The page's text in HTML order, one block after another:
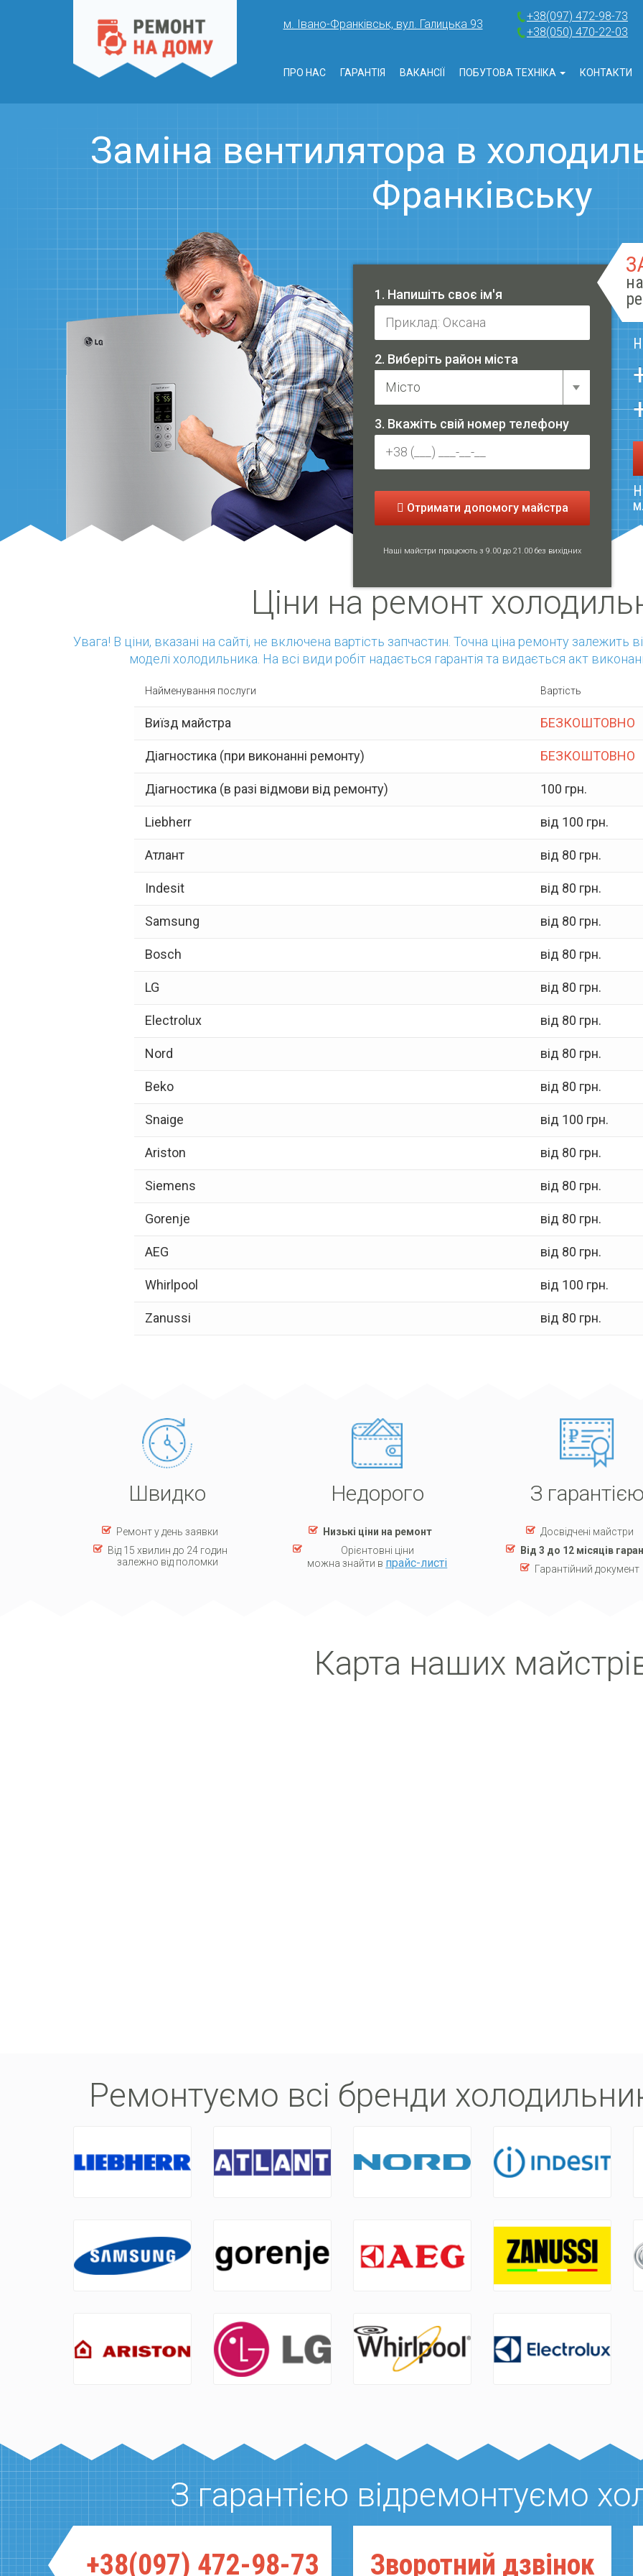
м. Івано-Франківськ, вул. Галицька 93
+38(097) 472-98-73
+38(050) 470-22-03
ПРО НАС ГАРАНТІЯ ВАКАНСІЇ ПОБУТОВА ТЕХНІКА КОНТАКТИ
Заміна вентилятора в
Франківську
1. Напишіть своє ім'я
2. Виберіть район міста
3. Вкажіть свій номер телефону
Отримати допомогу майстра
Наші майстри працюють з 9.00 до 21.00 без вихідних
Ціни на ремонт
Увага! В ціни, вказані на сайті, не включена вартість запчастин. Точна ціна ремонту залежить
моделі холодильника. На всі види робіт надається гарантія та видається акт
Найменування послуги Вартість
Виїзд майстра БЕЗКОШТОВНО
Діагностика (при виконанні ремонту) БЕЗКОШТОВНО
Діагностика (в разі відмови від ремонту) 100 грн.
Liebherr від 100 грн.
Атлант від 80 грн.
Indesit від 80 грн.
Samsung від 80 грн.
Bosch від 80 грн.
LG від 80 грн.
Electrolux від 80 грн.
Nord від 80 грн.
Beko від 80 грн.
Snaige від 100 грн.
Ariston від 80 грн.
Siemens від 80 грн.
Gorenje від 80 грн.
AEG від 80 грн.
Whirlpool від 100 грн.
Zanussi від 80 грн.
Швидко
Ремонт у день заявки
Від 15 хвилин до 24 годин
залежно від поломки
Недорого
Низькі ціни на ремонт
Орієнтовні ціни
можна знайти в прайс-листі
З
Досвідчені майстри
Від 3 до 12 місяців
Гарантійний документ
Карта наших
Ремонтуємо всі бренди
З гарантією відремонтуємо
+38(097) 472-98-73 Зворотний дзвiнок